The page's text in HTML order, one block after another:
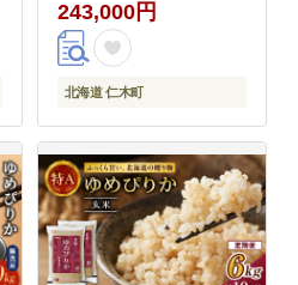
おにぎり お弁当 北海道
産 産地直送 時短 ごは
ん [株式会社 松原米穀]
243,000円
北海道 仁木町